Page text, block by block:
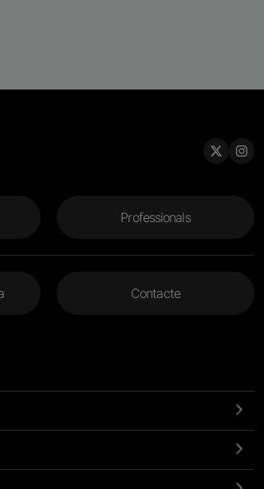
Professionals
Contacte